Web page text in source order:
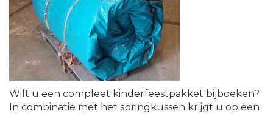
Wilt u een compleet kinderfeestpakket bijboeken?
In combinatie met het springkussen krijgt u op een